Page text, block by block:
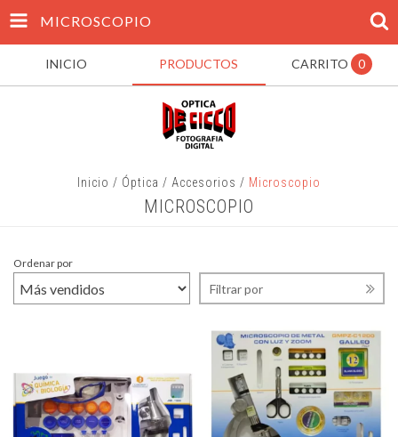
MICROSCOPIO
INICIO PRODUCTOS CARRITO 0
Inicio / Óptica / Accesorios / Microscopio
MICROSCOPIO
Ordenar por
Filtrar por